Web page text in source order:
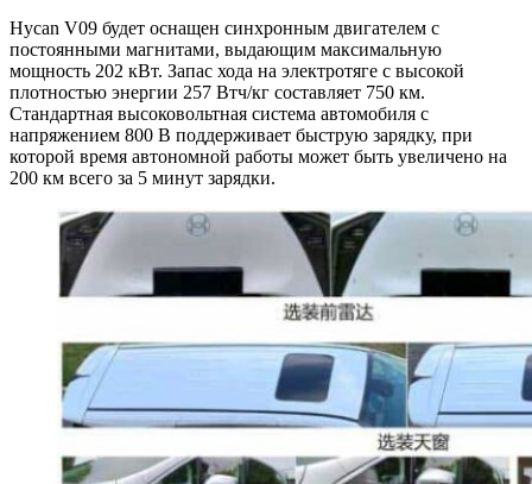
Hycan V09 будет оснащен синхронным двигателем с
постоянными магнитами, выдающим максимальную
мощность 202 кВт. Запас хода на электротяге с высокой
плотностью энергии 257 Втч/кг составляет 750 км.
Стандартная высоковольтная система автомобиля с
напряжением 800 В поддерживает быструю зарядку, при
которой время автономной работы может быть увеличено на
200 км всего за 5 минут зарядки.